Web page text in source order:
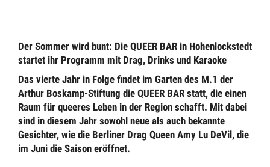
Der Sommer wird bunt: Die QUEER BAR in Hohenlockstedt
startet ihr Programm mit Drag, Drinks und Karaoke
Das vierte Jahr in Folge findet im Garten des M.1 der
Arthur Boskamp-Stiftung die QUEER BAR statt, die einen
Raum für queeres Leben in der Region schafft. Mit dabei
sind in diesem Jahr sowohl neue als auch bekannte
Gesichter, wie die Berliner Drag Queen Amy Lu DeVil, die
im Juni die Saison eröffnet.